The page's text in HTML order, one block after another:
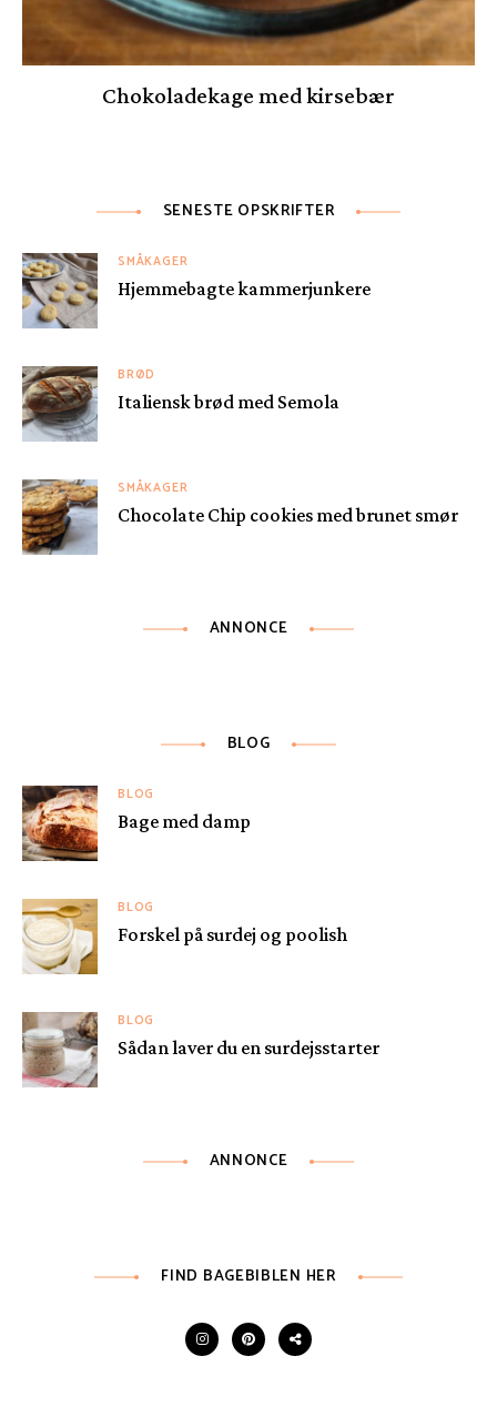
Chokoladekage med kirsebær
SENESTE OPSKRIFTER
SMÅKAGER
Hjemmebagte kammerjunkere
BRØD
Italiensk brød med Semola
SMÅKAGER
Chocolate Chip cookies med brunet smør
ANNONCE
BLOG
BLOG
Bage med damp
BLOG
Forskel på surdej og poolish
BLOG
Sådan laver du en surdejsstarter
ANNONCE
FIND BAGEBIBLEN HER